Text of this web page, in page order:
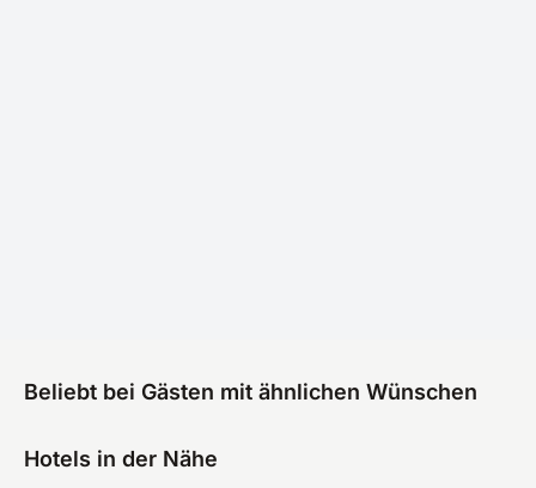
Beliebt bei Gästen mit ähnlichen Wünschen
Hotels in der Nähe